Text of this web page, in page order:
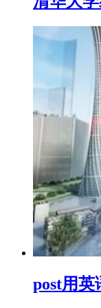
post用英